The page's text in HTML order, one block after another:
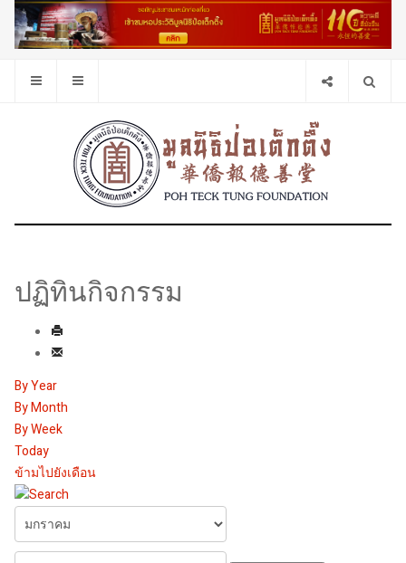
ปฏิทินกิจกรรม
By Year
By Month
By Week
Today
ข้ามไปยังเดือน